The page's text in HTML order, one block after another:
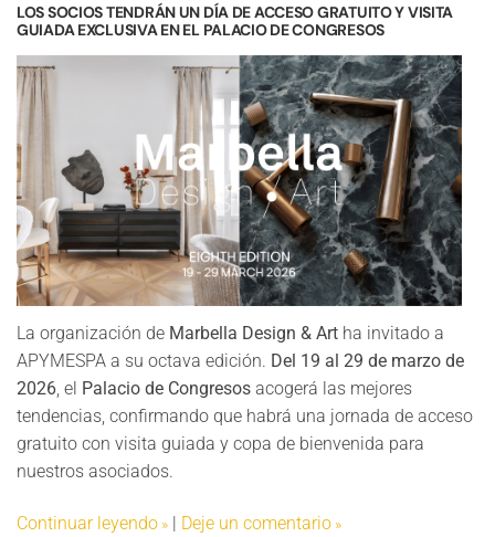
LOS SOCIOS TENDRÁN UN DÍA DE ACCESO GRATUITO Y VISITA
GUIADA EXCLUSIVA EN EL PALACIO DE CONGRESOS
La organización de Marbella Design & Art ha invitado a
APYMESPA a su octava edición. Del 19 al 29 de marzo de
2026 , el Palacio de Congresos acogerá las mejores
tendencias, confirmando que habrá una jornada de acceso
gratuito con visita guiada y copa de bienvenida para
nuestros asociados.
Continuar leyendo | Deje un comentario